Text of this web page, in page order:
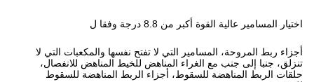
ل
لا تفتح نفسها والمكعبات التي لا
للخيط المناهض للانفصال،
الربط المناهضة للسقوط